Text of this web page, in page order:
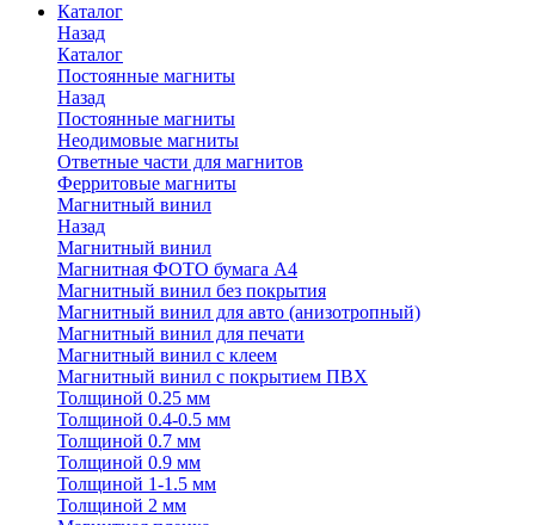
Каталог
Назад
Каталог
Постоянные магниты
Назад
Постоянные магниты
Неодимовые магниты
Ответные части для магнитов
Ферритовые магниты
Магнитный винил
Назад
Магнитный винил
Магнитная ФОТО бумага А4
Магнитный винил без покрытия
Магнитный винил для авто (анизотропный)
Магнитный винил для печати
Магнитный винил с клеем
Магнитный винил с покрытием ПВХ
Толщиной 0.25 мм
Толщиной 0.4-0.5 мм
Толщиной 0.7 мм
Толщиной 0.9 мм
Толщиной 1-1.5 мм
Толщиной 2 мм